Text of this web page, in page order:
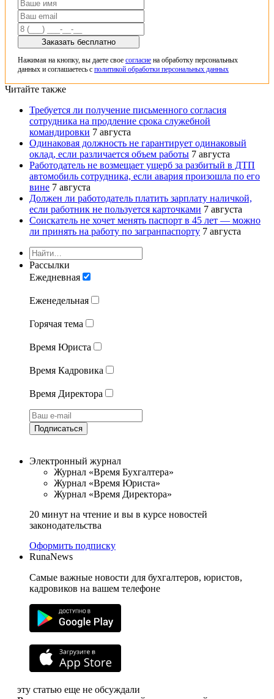
Заказать бесплатно
Нажимая на кнопку, вы даете свое согласие на обработку персональных
данных и соглашаетесь с политикой обработки персональных данных
Читайте также
Требуется ли получение письменного согласия
сотрудника на продление срока служебной
командировки 7 августа
Одинаковая должность не гарантирует одинаковый
оклад, если различается объем работы 7 августа
Работодатель не возмещает ущерб за разбитый в ДТП
автомобиль сотрудника, если авария произошла по его
вине 7 августа
Должен ли работодатель платить зарплату наличкой,
если работник не пользуется карточками 7 августа
Соискатель не хочет менять паспорт в 45 лет — можно
ли принять на работу по загранпаспорту 7 августа
Рассылки
Ежедневная
Еженедельная
Горячая тема
Время Юриста
Время Кадровика
Время Директора
Подписаться
Электронный журнал
Журнал «Время Бухгалтера»
Журнал «Время Юриста»
Журнал «Время Директора»
20 минут на чтение и вы в курсе новостей
законодательства
Оформить подписку
RunaNews
Самые важные новости для бухгалтеров, юристов,
кадровиков на вашем телефоне
эту статью еще не обсуждали